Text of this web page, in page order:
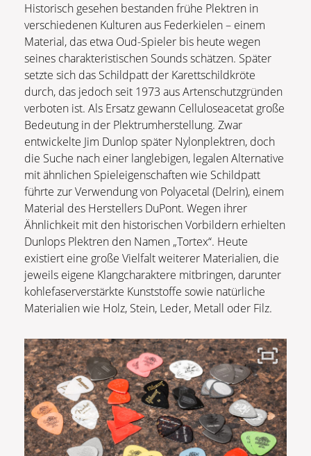
Historisch gesehen bestanden frühe Plektren in
verschiedenen Kulturen aus Federkielen – einem
Material, das etwa Oud-Spieler bis heute wegen
seines charakteristischen Sounds schätzen. Später
setzte sich das Schildpatt der Karettschildkröte
durch, das jedoch seit 1973 aus Artenschutzgründen
verboten ist. Als Ersatz gewann Celluloseacetat große
Bedeutung in der Plektrumherstellung. Zwar
entwickelte Jim Dunlop später Nylonplektren, doch
die Suche nach einer langlebigen, legalen Alternative
mit ähnlichen Spieleigenschaften wie Schildpatt
führte zur Verwendung von Polyacetal (Delrin), einem
Material des Herstellers DuPont. Wegen ihrer
Ähnlichkeit mit den historischen Vorbildern erhielten
Dunlops Plektren den Namen „Tortex“. Heute
existiert eine große Vielfalt weiterer Materialien, die
jeweils eigene Klangcharaktere mitbringen, darunter
kohlefaserverstärkte Kunststoffe sowie natürliche
Materialien wie Holz, Stein, Leder, Metall oder Filz.